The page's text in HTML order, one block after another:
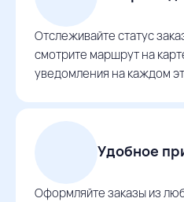
Отслеживайте статус
смотрите маршрут на
уведомления на каждом
Удобное
Оформляйте заказы из